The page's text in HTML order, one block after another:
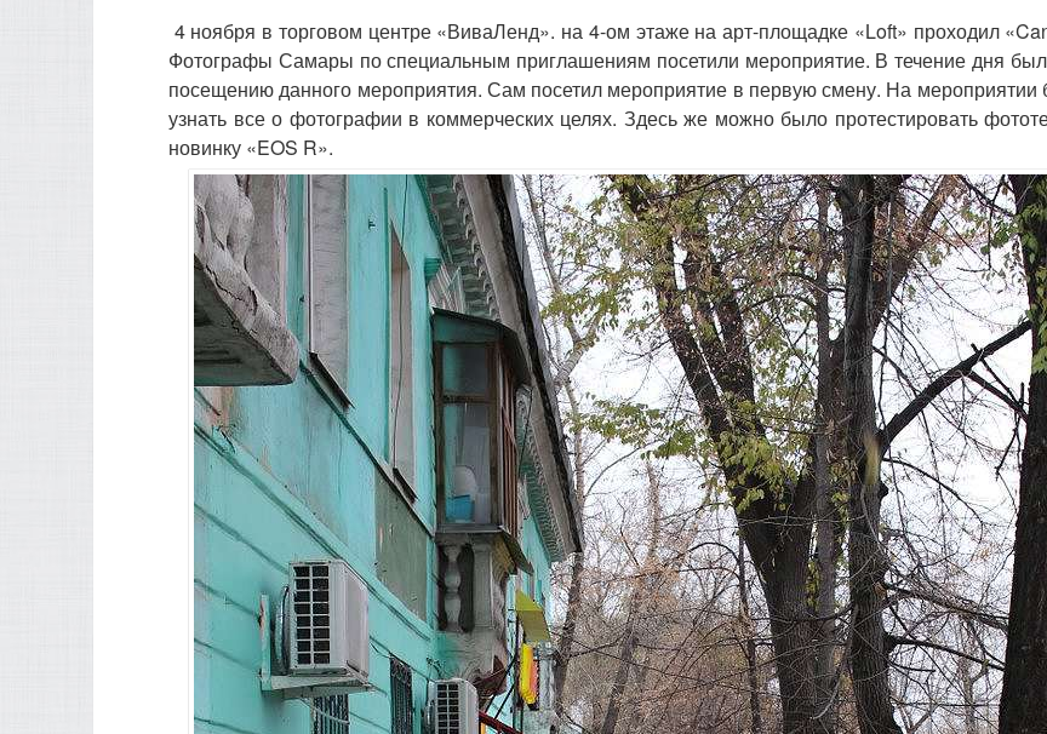
4 ноября в торговом центре «ВиваЛенд». на 4-ом этаже на арт-площадке «Loft» проходил
Фотографы Самары по специальным приглашениям посетили мероприятие. В течение дня
посещению данного мероприятия. Сам посетил мероприятие в первую смену. На мероприятии
узнать все о фотографии в коммерческих целях. Здесь же можно было протестировать
новинку «EOS R».